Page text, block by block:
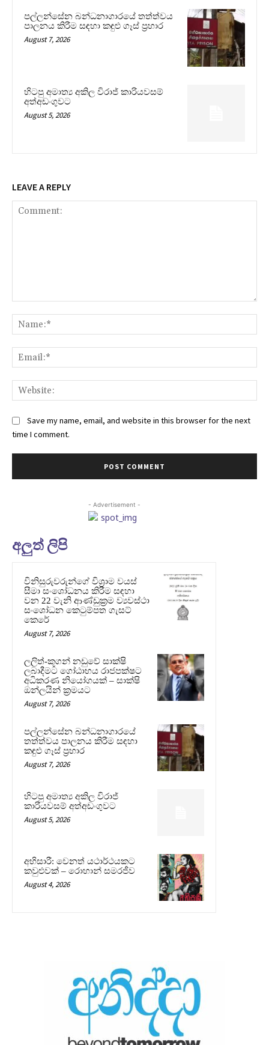
පල්ලන්සේන බන්ධනාගාරයේ තත්ත්වය
පාලනය කිරීම සඳහා කඳුළු ගෑස් ප්‍රහාර
August 7, 2026
හිටපු අමාත්‍ය අකිල විරාජ් කාරියවසම්
අත්අඩංගුවට
August 5, 2026
LEAVE A REPLY
Save my name, email, and website in this browser for the next
time I comment.
- Advertisement -
අලුත් ලිපි
විනිසුරුවරුන්ගේ විශ්‍රාම වයස්
සීමා සංශෝධනය කිරීම සඳහා
වන 22 වැනි ආණ්ඩුක්‍රම ව්‍යවස්ථා
සංශෝධන කෙටුම්පත ගැසට්
කෙරේ
August 7, 2026
ලලිත්-කූගන් නඩුවේ සාක්ෂි
ලබාදීමට ගෝඨාභය රාජපක්ෂට
අධිකරණ නියෝගයක් – සාක්ෂි
ඔන්ලයින් ක්‍රමයට
August 7, 2026
පල්ලන්සේන බන්ධනාගාරයේ
තත්ත්වය පාලනය කිරීම සඳහා
කඳුළු ගෑස් ප්‍රහාර
August 7, 2026
හිටපු අමාත්‍ය අකිල විරාජ්
කාරියවසම් අත්අඩංගුවට
August 5, 2026
අභිසාරී: වෙනත් යථාර්ථයකට
කවුළුවක් – රොහාන් සමරජීව
August 4, 2026